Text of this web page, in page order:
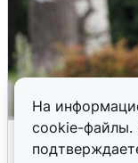
На
cookie-файлы.